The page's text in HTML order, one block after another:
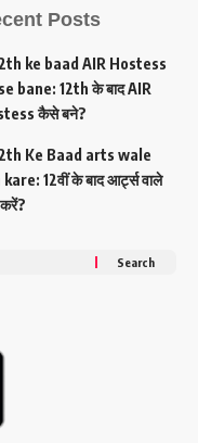
Posts
ke baad AIR Hostess
bane: 12th के बाद AIR
कैसे बने?
Ke Baad arts wale
kare: 12वीं के बाद आर्ट्स वाले